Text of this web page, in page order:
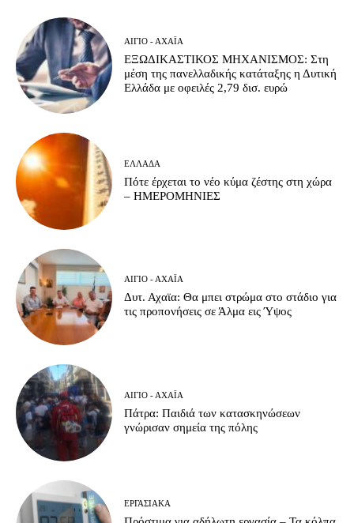
ΑΊΓΙΟ - ΑΧΑΪ́Α
ΕΞΩΔΙΚΑΣΤΙΚΟΣ ΜΗΧΑΝΙΣΜΟΣ: Στη
μέση της πανελλαδικής κατάταξης η Δυτική
Ελλάδα με οφειλές 2,79 δισ. ευρώ
ΕΛΛΆΔΑ
Πότε έρχεται το νέο κύμα ζέστης στη χώρα
– ΗΜΕΡΟΜΗΝΙΕΣ
ΑΊΓΙΟ - ΑΧΑΪ́Α
Δυτ. Αχαϊα: Θα μπει στρώμα στο στάδιο για
τις προπονήσεις σε Άλμα εις Ύψος
ΑΊΓΙΟ - ΑΧΑΪ́Α
Πάτρα: Παιδιά των κατασκηνώσεων
γνώρισαν σημεία της πόλης
ΕΡΓΑΣΙΑΚΆ